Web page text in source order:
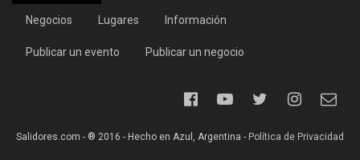
Negocios Lugares Información
Publicar un evento Publicar un negocio
Salidores.com - ® 2016 - Hecho en Azul, Argentina - Política de Privacidad